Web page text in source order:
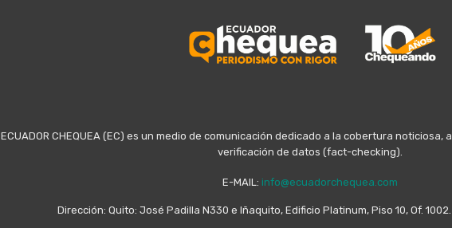
ECUADOR CHEQUEA (EC) es un medio de comunicación dedicado a la cobertura noticiosa,
verificación de datos (fact-checking).
E-MAIL: info@ecuadorchequea.com
Dirección: Quito: José Padilla N330 e Iñaquito, Edificio Platinum, Piso 10, Of.